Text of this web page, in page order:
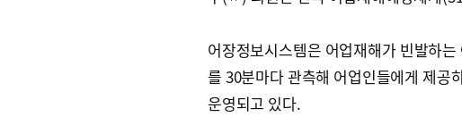
어장정보시스템은 어업재해가 빈발하
를 30분마다 관측해 어업인들에게 제공
운영되고 있다.